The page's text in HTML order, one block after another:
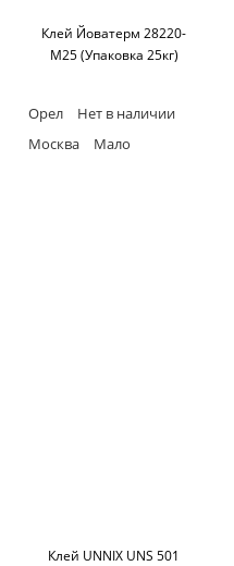
Клей Йоватерм 28220-
М25 (Упаковка 25кг)
Орел
Нет в наличии
Москва
Мало
Клей UNNIX UNS 501